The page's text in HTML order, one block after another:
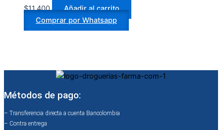
$11.400
Añadir al carrito
Comprar por Whatsapp
Métodos de pago:
– Transferencia directa a cuenta Bancolombia
– Contra entrega